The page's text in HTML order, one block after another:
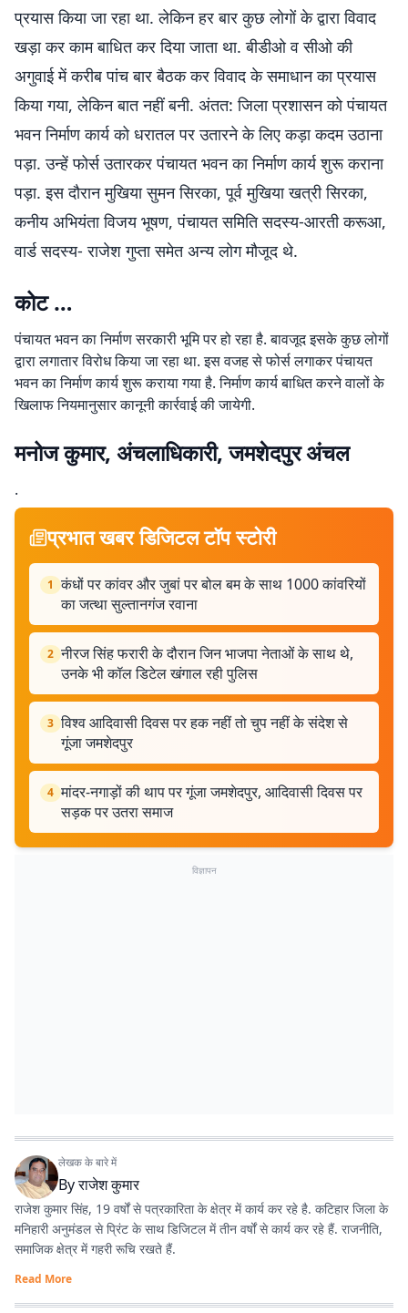
प्रयास किया जा रहा था. लेकिन हर बार कुछ लोगों के द्वारा विवाद
खड़ा कर काम बाधित कर दिया जाता था. बीडीओ व सीओ की
अगुवाई में करीब पांच बार बैठक कर विवाद के समाधान का प्रयास
किया गया, लेकिन बात नहीं बनी. अंतत: जिला प्रशासन को पंचायत
भवन निर्माण कार्य को धरातल पर उतारने के लिए कड़ा कदम उठाना
पड़ा. उन्हें फोर्स उतारकर पंचायत भवन का निर्माण कार्य शुरू कराना
पड़ा. इस दौरान मुखिया सुमन सिरका, पूर्व मुखिया खत्री सिरका,
कनीय अभियंता विजय भूषण, पंचायत समिति सदस्य-आरती करूआ,
वार्ड सदस्य- राजेश गुप्ता समेत अन्य लोग मौजूद थे.
कोट …
पंचायत भवन का निर्माण सरकारी भूमि पर हो रहा है. बावजूद इसके कुछ लोगों
द्वारा लगातार विरोध किया जा रहा था. इस वजह से फोर्स लगाकर पंचायत
भवन का निर्माण कार्य शुरू कराया गया है. निर्माण कार्य बाधित करने वालों के
खिलाफ नियमानुसार कानूनी कार्रवाई की जायेगी.
मनोज कुमार, अंचलाधिकारी, जमशेदपुर अंचल
.
प्रभात खबर डिजिटल टॉप स्टोरी
1 कंधों पर कांवर और जुबां पर बोल बम के साथ 1000 कांवरियों
का जत्था सुल्तानगंज रवाना
2 नीरज सिंह फरारी के दौरान जिन भाजपा नेताओं के साथ थे,
उनके भी कॉल डिटेल खंगाल रही पुलिस
3 विश्व आदिवासी दिवस पर हक नहीं तो चुप नहीं के संदेश से
गूंजा जमशेदपुर
4 मांदर-नगाड़ों की थाप पर गूंजा जमशेदपुर, आदिवासी दिवस पर
सड़क पर उतरा समाज
विज्ञापन
लेखक के बारे में
Byराजेश कुमार
राजेश कुमार सिंह, 19 वर्षों से पत्रकारिता के क्षेत्र में कार्य कर रहे है. कटिहार जिला के
मनिहारी अनुमंडल से प्रिंट के साथ डिजिटल में तीन वर्षों से कार्य कर रहे हैं. राजनीति,
समाजिक क्षेत्र में गहरी रूचि रखते हैं.
Read More